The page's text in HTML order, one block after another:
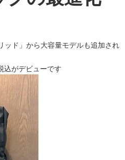
ッド」から大容量モデルも追加され
込がデビューです